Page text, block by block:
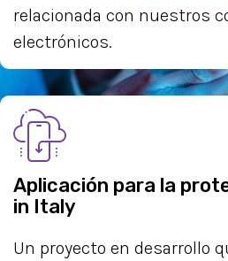
relacionada con nuestros
electrónicos.
Aplicación para la
in Italy
Un proyecto en desarrollo